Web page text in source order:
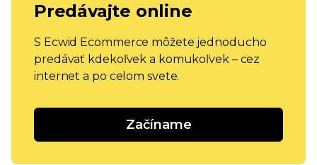
Predávajte online
S Ecwid Ecommerce môžete jednoducho
predávať kdekoľvek a komukoľvek – cez
internet a po celom svete.
Začíname